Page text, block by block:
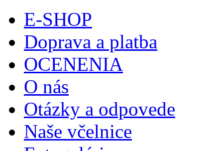
E-SHOP
Doprava a platba
OCENENIA
O nás
Otázky a odpovede
Naše včelnice